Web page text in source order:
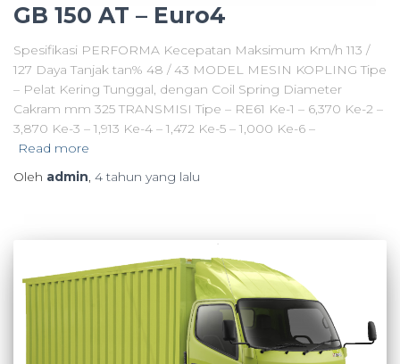
GB 150 AT – Euro4
Spesifikasi PERFORMA Kecepatan Maksimum Km/h 113 /
127 Daya Tanjak tan% 48 / 43 MODEL MESIN KOPLING Tipe
– Pelat Kering Tunggal, dengan Coil Spring Diameter
Cakram mm 325 TRANSMISI Tipe – RE61 Ke-1 – 6,370 Ke-2 –
3,870 Ke-3 – 1,913 Ke-4 – 1,472 Ke-5 – 1,000 Ke-6 –
Read more
Oleh admin, 4 tahun yang lalu